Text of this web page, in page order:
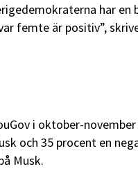
har en
femte är positiv”,
i oktober-
och 35 procent en
Musk.